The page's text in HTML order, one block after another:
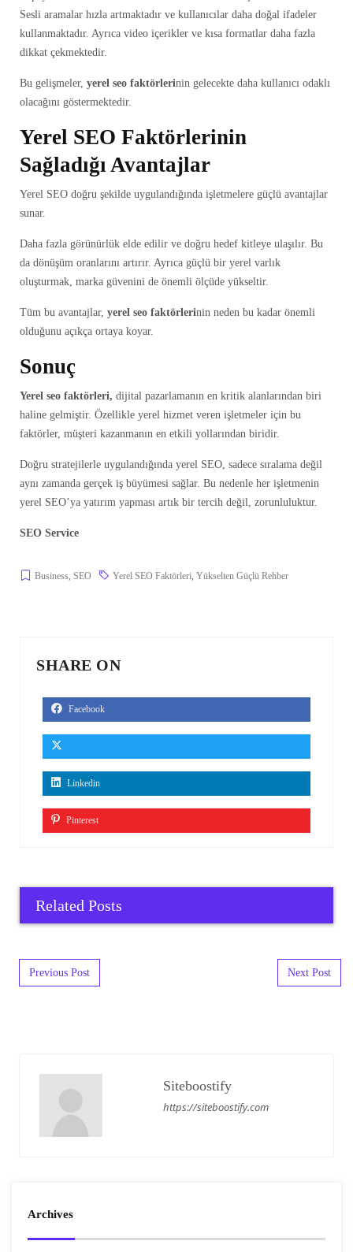
Sesli aramalar hızla artmaktadır ve kullanıcılar daha doğal ifadeler
kullanmaktadır. Ayrıca video içerikler ve kısa formatlar daha fazla
dikkat çekmektedir.
Bu gelişmeler, yerel seo faktörlerinin gelecekte daha kullanıcı odaklı
olacağını göstermektedir.
Yerel SEO Faktörlerinin
Sağladığı Avantajlar
Yerel SEO doğru şekilde uygulandığında işletmelere güçlü avantajlar
sunar.
Daha fazla görünürlük elde edilir ve doğru hedef kitleye ulaşılır. Bu
da dönüşüm oranlarını artırır. Ayrıca güçlü bir yerel varlık
oluşturmak, marka güvenini de önemli ölçüde yükseltir.
Tüm bu avantajlar, yerel seo faktörlerinin neden bu kadar önemli
olduğunu açıkça ortaya koyar.
Sonuç
Yerel seo faktörleri, dijital pazarlamanın en kritik alanlarından biri
haline gelmiştir. Özellikle yerel hizmet veren işletmeler için bu
faktörler, müşteri kazanmanın en etkili yollarından biridir.
Doğru stratejilerle uygulandığında yerel SEO, sadece sıralama değil
aynı zamanda gerçek iş büyümesi sağlar. Bu nedenle her işletmenin
yerel SEO’ya yatırım yapması artık bir tercih değil, zorunluluktur.
SEO Service
Business, SEO Yerel SEO Faktörleri, Yükselten Güçlü Rehber
SHARE ON
Facebook
Linkedin
Pinterest
Related Posts
Post navigation
Previous Post Next Post
Siteboostify
https://siteboostify.com
Archives